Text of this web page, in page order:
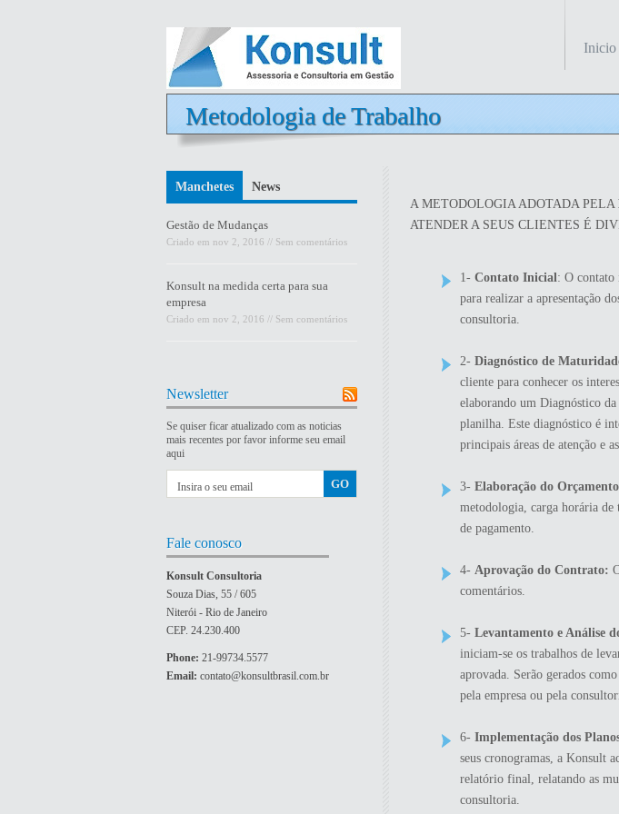
Inicio
Metodologia de Trabalho
A METODOLOGIA ADOTADA PELA
ATENDER A SEUS CLIENTES É
1- Contato Inicial: O contato
para realizar a apresentação
consultoria.
2- Diagnóstico de
cliente para conhecer os
elaborando um Diagnóstico
planilha. Este diagnóstico é
principais áreas de atenção e
3- Elaboração do
metodologia, carga horária de
de pagamento.
4- Aprovação do Contrato:
comentários.
5- Levantamento e Análise
iniciam-se os trabalhos de
aprovada. Serão gerados
pela empresa ou pela
6- Implementação dos
seus cronogramas, a Konsult
relatório final, relatando as
consultoria.
Manchetes News
Gestão de Mudanças
Criado em nov 2, 2016 // Sem comentários
Konsult na medida certa para sua
empresa
Criado em nov 2, 2016 // Sem comentários
Newsletter
Se quiser ficar atualizado com as noticias
mais recentes por favor informe seu email
aqui
Fale conosco
Konsult Consultoria
Souza Dias, 55 / 605
Niterói - Rio de Janeiro
CEP. 24.230.400
Phone: 21-99734.5577
Email: contato@konsultbrasil.com.br